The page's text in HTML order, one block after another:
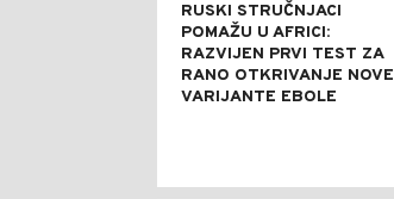
RUSKI STRUČNJACI
POMAŽU U AFRICI:
RAZVIJEN PRVI TEST ZA
RANO OTKRIVANJE NOVE
VARIJANTE EBOLE